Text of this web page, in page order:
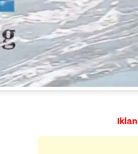
Iklan